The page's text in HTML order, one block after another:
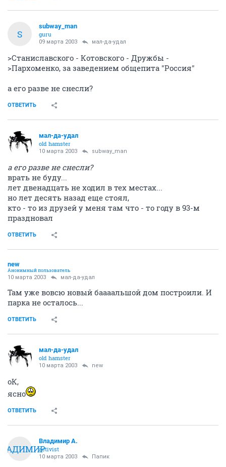
S
subway_man
guru
09 марта 2003 мал-да-удал
>Станиславского - Котовского - Дружбы -
>Пархоменко, за заведением общепита "Россия"
а его разве не снесли?
ОТВЕТИТЬ
мал-да-удал
old hamster
10 марта 2003 subway_man
а его разве не снесли?
врать не буду...
лет двенадцать не ходил в тех местах...
но лет десять назад еще стоял,
кто - то из друзей у меня там что - то году в 93-м
праздновал
ОТВЕТИТЬ
new
Анонимный пользователь
10 марта 2003 мал-да-удал
Там уже вовсю новый баааальшой дом построили. И
парка не осталось...
ОТВЕТИТЬ
мал-да-удал
old hamster
10 марта 2003 new
оК,
ясно
ОТВЕТИТЬ
Владимир А.
activist
10 марта 2003 Папик